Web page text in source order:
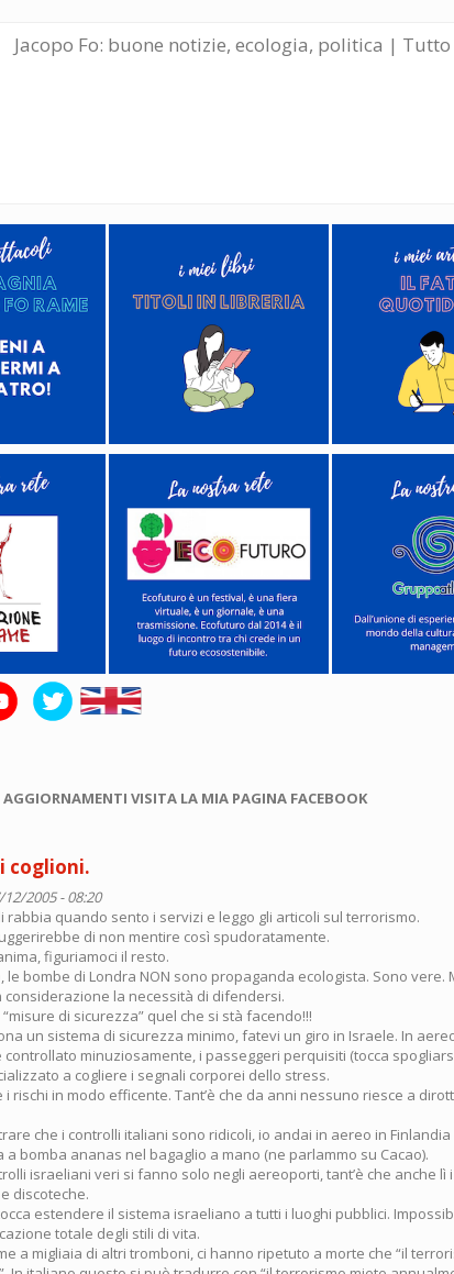
Jacopo Fo: buone notizie, ecologia, politica |
AGGIORNAMENTI VISITA LA MIA PAGINA FACEBOOK
coglioni.
2005 - 08:20
rabbia quando sento i servizi e leggo gli articoli sul terrorismo.
di non mentire così spudoratamente.
figuriamoci il resto.
bombe di Londra NON sono propaganda ecologista. Sono vere.
la necessità di difendersi.
di sicurezza” quel che si stà facendo!!!
un sistema di sicurezza minimo, fatevi un giro in Israele. In
minuziosamente, i passeggeri perquisiti (tocca
a cogliere i segnali corporei dello stress.
rischi in modo efficente. Tant’è che da anni nessuno riesce a
che i controlli italiani sono ridicoli, io andai in aereo in Finlandia
a bomba ananas nel bagaglio a mano (ne parlammo su Cacao).
israeliani veri si fanno solo negli aereoporti, tant’è che anche lì i
discoteche.
estendere il sistema israeliano a tutti i luoghi pubblici.
totale degli stili di vita.
a migliaia di altri tromboni, ci hanno ripetuto a morte che “il